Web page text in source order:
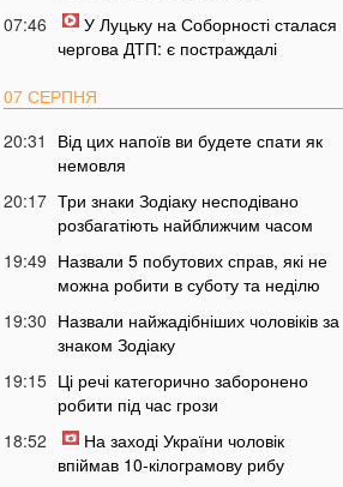
07:46
У Луцьку на Соборності сталася
чергова ДТП: є постраждалі
07 СЕРПНЯ
20:31
Від цих напоїв ви будете спати як
немовля
20:17 Три знаки Зодіаку несподівано
розбагатіють найближчим часом
19:49 Назвали 5 побутових справ, які не
можна робити в суботу та неділю
19:30 Назвали найжадібніших чоловіків за
знаком Зодіаку
19:15 Ці речі категорично заборонено
робити під час грози
18:52
На заході України чоловік
впіймав 10-кілограмову рибу